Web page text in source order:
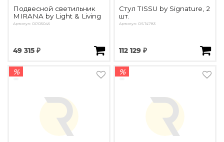
Подвесной светильник
MIRANA by Light & Living
Артикул: OPD5046
49 315 ₽
Стул TISSU by Signature, 2
шт.
Артикул: OST4783
112 129 ₽
% %